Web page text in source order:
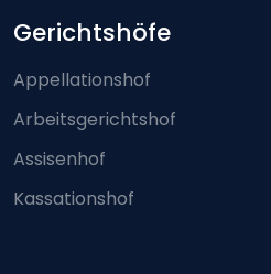
Gerichtshöfe
Appellationshof
Arbeitsgerichtshof
Assisenhof
Kassationshof